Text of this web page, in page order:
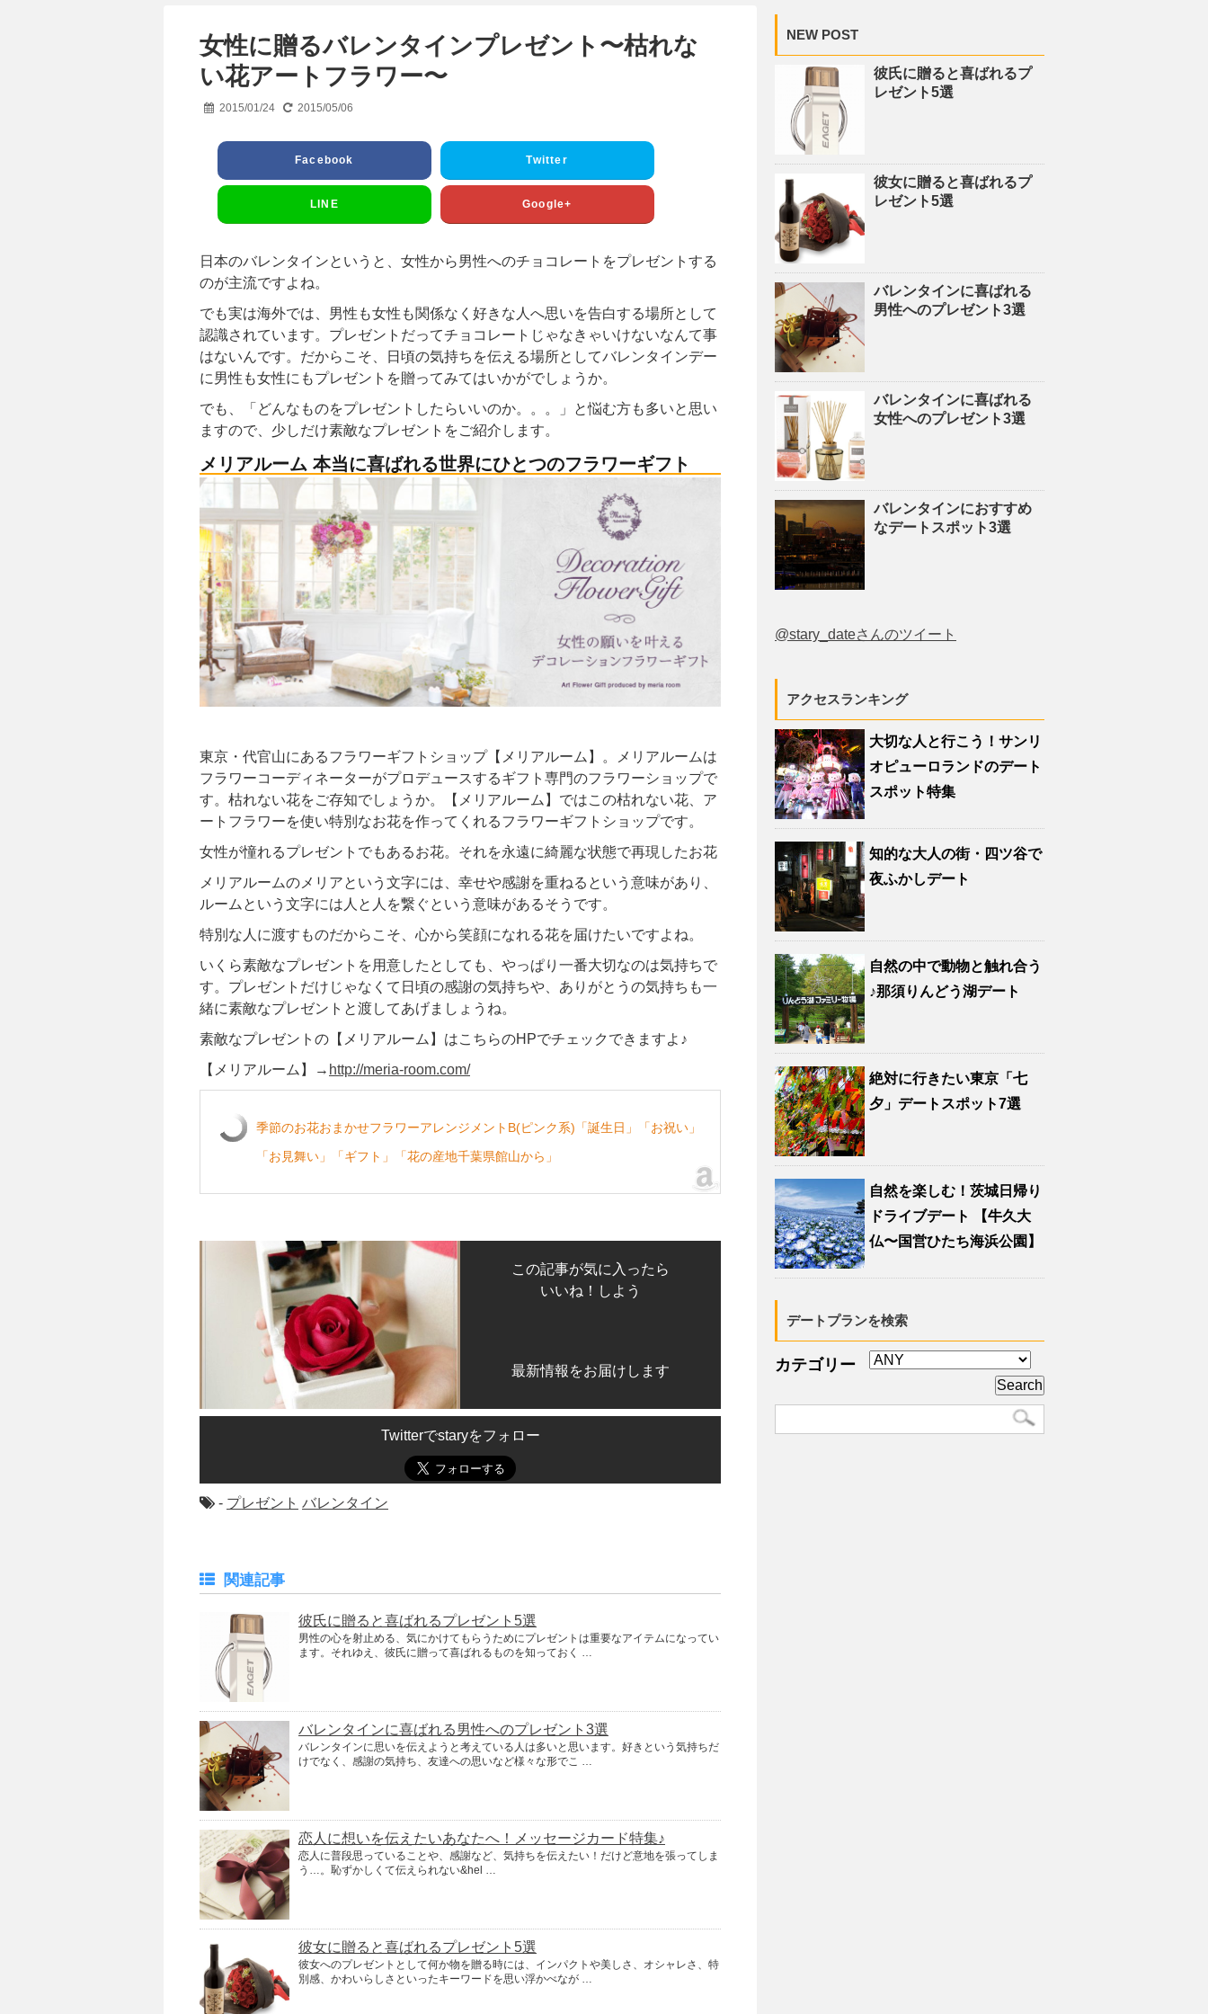
女性に贈るバレンタインプレゼント〜枯れな
い花アートフラワー〜
2015/01/24 2015/05/06
Facebook Twitter
LINE Google+
日本のバレンタインというと、女性から男性へのチョコレートをプレゼントする
のが主流ですよね。
でも実は海外では、男性も女性も関係なく好きな人へ思いを告白する場所として
認識されています。プレゼントだってチョコレートじゃなきゃいけないなんて事
はないんです。だからこそ、日頃の気持ちを伝える場所としてバレンタインデー
に男性も女性にもプレゼントを贈ってみてはいかがでしょうか。
でも、「どんなものをプレゼントしたらいいのか。。。」と悩む方も多いと思い
ますので、少しだけ素敵なプレゼントをご紹介します。
メリアルーム 本当に喜ばれる世界にひとつのフラワーギフト
東京・代官山にあるフラワーギフトショップ【メリアルーム】。メリアルームは
フラワーコーディネーターがプロデュースするギフト専門のフラワーショップで
す。枯れない花をご存知でしょうか。【メリアルーム】ではこの枯れない花、ア
ートフラワーを使い特別なお花を作ってくれるフラワーギフトショップです。
女性が憧れるプレゼントでもあるお花。それを永遠に綺麗な状態で再現したお花
メリアルームのメリアという文字には、幸せや感謝を重ねるという意味があり、
ルームという文字には人と人を繋ぐという意味があるそうです。
特別な人に渡すものだからこそ、心から笑顔になれる花を届けたいですよね。
いくら素敵なプレゼントを用意したとしても、やっぱり一番大切なのは気持ちで
す。プレゼントだけじゃなくて日頃の感謝の気持ちや、ありがとうの気持ちも一
緒に素敵なプレゼントと渡してあげましょうね。
素敵なプレゼントの【メリアルーム】はこちらのHPでチェックできますよ♪
【メリアルーム】→ http://meria-room.com/
季節のお花おまかせフラワーアレンジメントB(ピンク系)「誕生日」「お祝い」
「お見舞い」「ギフト」「花の産地千葉県館山から」
この記事が気に入ったら
いいね！しよう
最新情報をお届けします
Twitterでstaryをフォロー
- プレゼント バレンタイン
関連記事
彼氏に贈ると喜ばれるプレゼント5選
男性の心を射止める、気にかけてもらうためにプレゼントは重要なアイテムになってい
ます。それゆえ、彼氏に贈って喜ばれるものを知っておく …
バレンタインに喜ばれる男性へのプレゼント3選
バレンタインに思いを伝えようと考えている人は多いと思います。好きという気持ちだ
けでなく、感謝の気持ち、友達への思いなど様々な形でこ …
恋人に想いを伝えたいあなたへ！メッセージカード特集♪
恋人に普段思っていることや、感謝など、気持ちを伝えたい！だけど意地を張ってしま
う…。恥ずかしくて伝えられない&hel …
彼女に贈ると喜ばれるプレゼント5選
彼女へのプレゼントとして何か物を贈る時には、インパクトや美しさ、オシャレさ、特
別感、かわいらしさといったキーワードを思い浮かべなが …
NEW POST
彼氏に贈ると喜ばれるプ
レゼント5選
彼女に贈ると喜ばれるプ
レゼント5選
バレンタインに喜ばれる
男性へのプレゼント3選
バレンタインに喜ばれる
女性へのプレゼント3選
バレンタインにおすすめ
なデートスポット3選
@stary_dateさんのツイート
アクセスランキング
大切な人と行こう！サンリ
オピューロランドのデート
スポット特集
知的な大人の街・四ツ谷で
夜ふかしデート
自然の中で動物と触れ合う
♪那須りんどう湖デート
絶対に行きたい東京「七
夕」デートスポット7選
自然を楽しむ！茨城日帰り
ドライブデート 【牛久大
仏〜国営ひたち海浜公園】
デートプランを検索
カテゴリー